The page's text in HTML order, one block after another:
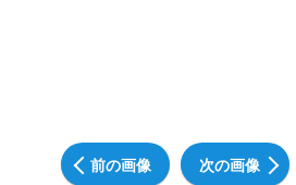
前の画像 次の画像